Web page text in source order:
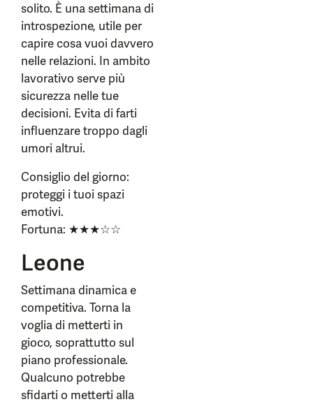
solito. È una settimana di
introspezione, utile per
capire cosa vuoi davvero
nelle relazioni. In ambito
lavorativo serve più
sicurezza nelle tue
decisioni. Evita di farti
influenzare troppo dagli
umori altrui.
Consiglio del giorno:
proteggi i tuoi spazi
emotivi.
Fortuna: ★★★☆☆
Leone
Settimana dinamica e
competitiva. Torna la
voglia di metterti in
gioco, soprattutto sul
piano professionale.
Qualcuno potrebbe
sfidarti o metterti alla